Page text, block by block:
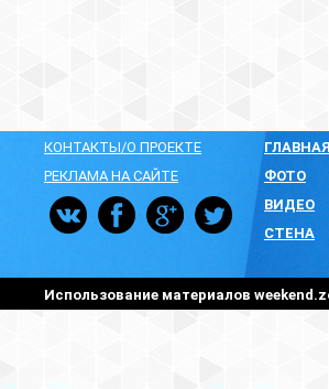
КОНТАКТЫ/О ПРОЕКТЕ
РЕКЛАМА НА САЙТЕ
ФОТО
ВИДЕО
СТЕНА
Использование материалов